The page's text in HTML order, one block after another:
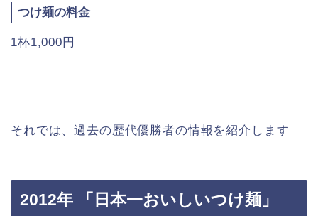
つけ麺の料金
1杯1,000円
それでは、過去の歴代優勝者の情報を紹介します
2012年 「日本一おいしいつけ麺」